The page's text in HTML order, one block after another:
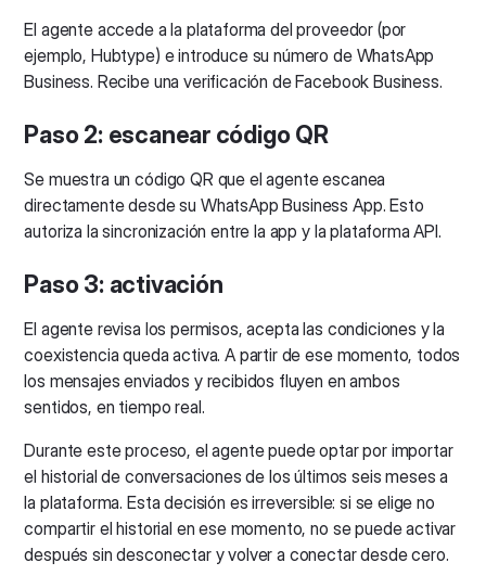
El agente accede a la plataforma del proveedor (por
ejemplo, Hubtype) e introduce su número de WhatsApp
Business. Recibe una verificación de Facebook Business.
Paso 2: escanear código QR
Se muestra un código QR que el agente escanea
directamente desde su WhatsApp Business App. Esto
autoriza la sincronización entre la app y la plataforma API.
Paso 3: activación
El agente revisa los permisos, acepta las condiciones y la
coexistencia queda activa. A partir de ese momento, todos
los mensajes enviados y recibidos fluyen en ambos
sentidos, en tiempo real.
Durante este proceso, el agente puede optar por importar
el historial de conversaciones de los últimos seis meses a
la plataforma. Esta decisión es irreversible: si se elige no
compartir el historial en ese momento, no se puede activar
después sin desconectar y volver a conectar desde cero.